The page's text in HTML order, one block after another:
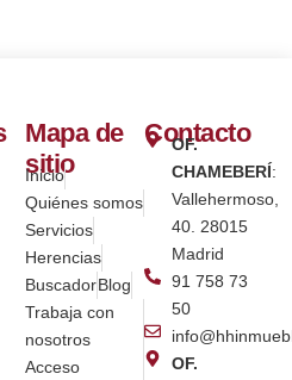
Mapa de
sitio
Inicio
Quiénes somos
Servicios
Herencias
BuscadorBlog
Trabaja con
nosotros
Acceso
Contacto
OF.
CHAMEBERÍ:
Vallehermoso,
40. 28015
Madrid
91 758 73
50
OF.